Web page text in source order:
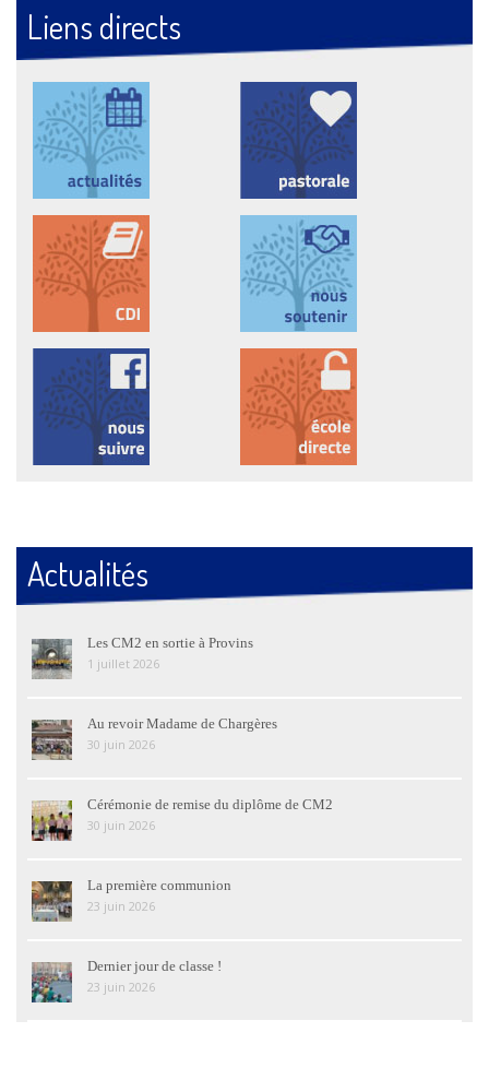
Liens directs
Actualités
Les CM2 en sortie à Provins
1 juillet 2026
Au revoir Madame de Chargères
30 juin 2026
Cérémonie de remise du diplôme de CM2
30 juin 2026
La première communion
23 juin 2026
Dernier jour de classe !
23 juin 2026